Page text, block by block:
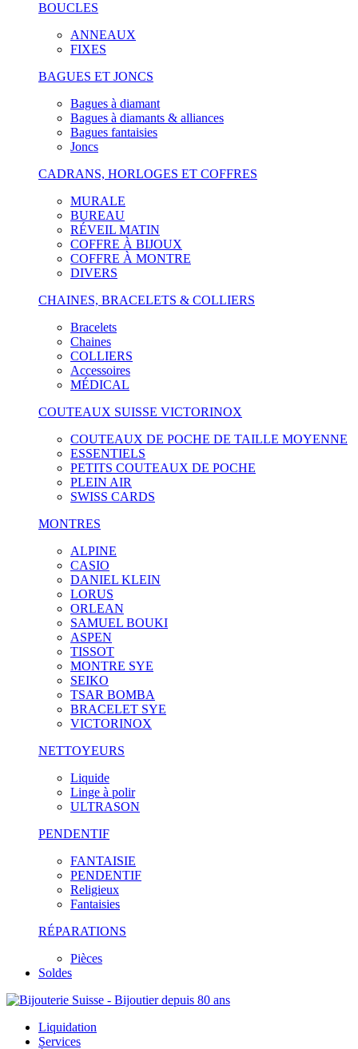
BOUCLES
ANNEAUX
FIXES
BAGUES ET JONCS
Bagues à diamant
Bagues à diamants & alliances
Bagues fantaisies
Joncs
CADRANS, HORLOGES ET COFFRES
MURALE
BUREAU
RÉVEIL MATIN
COFFRE À BIJOUX
COFFRE À MONTRE
DIVERS
CHAINES, BRACELETS & COLLIERS
Bracelets
Chaines
COLLIERS
Accessoires
MÉDICAL
COUTEAUX SUISSE VICTORINOX
COUTEAUX DE POCHE DE TAILLE MOYENNE
ESSENTIELS
PETITS COUTEAUX DE POCHE
PLEIN AIR
SWISS CARDS
MONTRES
ALPINE
CASIO
DANIEL KLEIN
LORUS
ORLEAN
SAMUEL BOUKI
ASPEN
TISSOT
MONTRE SYE
SEIKO
TSAR BOMBA
BRACELET SYE
VICTORINOX
NETTOYEURS
Liquide
Linge à polir
ULTRASON
PENDENTIF
FANTAISIE
PENDENTIF
Religieux
Fantaisies
RÉPARATIONS
Pièces
Soldes
Liquidation
Services